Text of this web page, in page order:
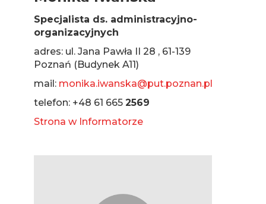
Specjalista ds. administracyjno-
organizacyjnych
adres: ul. Jana Pawła II 28 , 61-139
Poznań (Budynek A11)
mail: monika.iwanska@put.poznan.pl
telefon: +48 61 6652569
Strona w Informatorze